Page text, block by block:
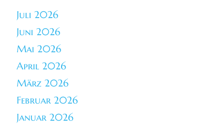
Juli 2026
Juni 2026
Mai 2026
April 2026
März 2026
Februar 2026
Januar 2026